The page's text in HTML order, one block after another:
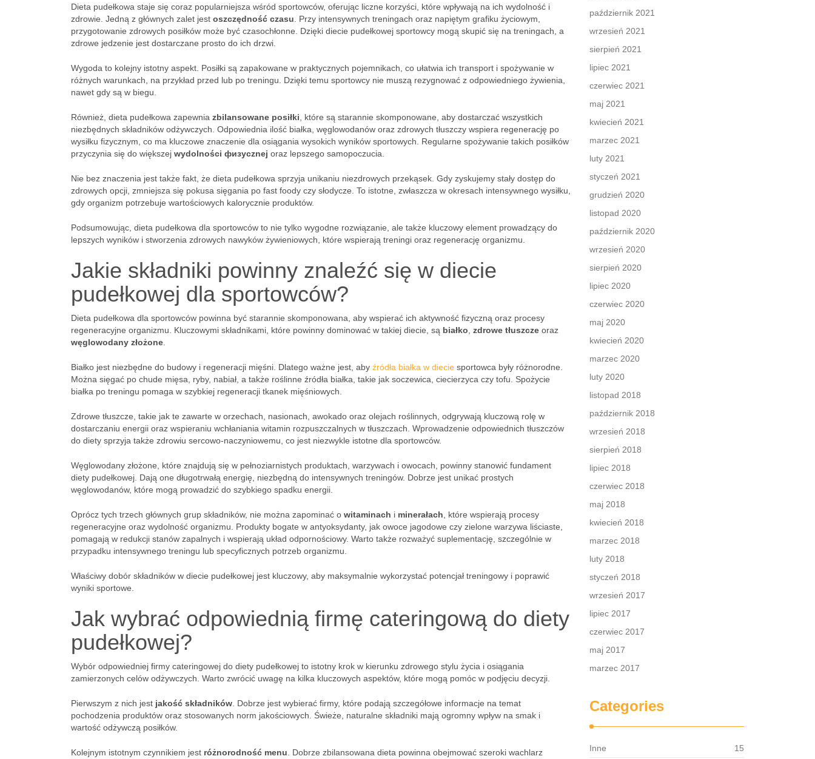
Dieta pudełkowa staje się coraz popularniejsza wśród sportowców, oferując liczne korzyści, które wpływają na ich wydolność i
zdrowie. Jedną z głównych zalet jest oszczędność czasu . Przy intensywnych treningach oraz napiętym grafiku życiowym,
przygotowanie zdrowych posiłków może być czasochłonne. Dzięki diecie pudełkowej sportowcy mogą skupić się na treningach, a
zdrowe jedzenie jest dostarczane prosto do ich drzwi.
Wygoda to kolejny istotny aspekt. Posiłki są zapakowane w praktycznych pojemnikach, co ułatwia ich transport i spożywanie w
różnych warunkach, na przykład przed lub po treningu. Dzięki temu sportowcy nie muszą rezygnować z odpowiedniego żywienia,
nawet gdy są w biegu.
Również, dieta pudełkowa zapewnia zbilansowane posiłki , które są starannie skomponowane, aby dostarczać wszystkich
niezbędnych składników odżywczych. Odpowiednia ilość białka, węglowodanów oraz zdrowych tłuszczy wspiera regenerację po
wysiłku fizycznym, co ma kluczowe znaczenie dla osiągania wysokich wyników sportowych. Regularne spożywanie takich posiłków
przyczynia się do większej wydolności физycznej oraz lepszego samopoczucia.
Nie bez znaczenia jest także fakt, że dieta pudełkowa sprzyja unikaniu niezdrowych przekąsek. Gdy zyskujemy stały dostęp do
zdrowych opcji, zmniejsza się pokusa sięgania po fast foody czy słodycze. To istotne, zwłaszcza w okresach intensywnego wysiłku,
gdy organizm potrzebuje wartościowych kalorycznie produktów.
Podsumowując, dieta pudełkowa dla sportowców to nie tylko wygodne rozwiązanie, ale także kluczowy element prowadzący do
lepszych wyników i stworzenia zdrowych nawyków żywieniowych, które wspierają treningi oraz regenerację organizmu.
Jakie składniki powinny znaleźć się w diecie
pudełkowej dla sportowców?
Dieta pudełkowa dla sportowców powinna być starannie skomponowana, aby wspierać ich aktywność fizyczną oraz procesy
regeneracyjne organizmu. Kluczowymi składnikami, które powinny dominować w takiej diecie, są białko zdrowe tłuszcze oraz
węglowodany złożone
Białko jest niezbędne do budowy i regeneracji mięśni. Dlatego ważne jest, aby źródła białka w diecie sportowca były różnorodne.
Można sięgać po chude mięsa, ryby, nabiał, a także roślinne źródła białka, takie jak soczewica, ciecierzyca czy tofu. Spożycie
białka po treningu pomaga w szybkiej regeneracji tkanek mięśniowych.
Zdrowe tłuszcze, takie jak te zawarte w orzechach, nasionach, awokado oraz olejach roślinnych, odgrywają kluczową rolę w
dostarczaniu energii oraz wspieraniu wchłaniania witamin rozpuszczalnych w tłuszczach. Wprowadzenie odpowiednich tłuszczów
do diety sprzyja także zdrowiu sercowo-naczyniowemu, co jest niezwykle istotne dla sportowców.
Węglowodany złożone, które znajdują się w pełnoziarnistych produktach, warzywach i owocach, powinny stanowić fundament
diety pudełkowej. Dają one długotrwałą energię, niezbędną do intensywnych treningów. Dobrze jest unikać prostych
węglowodanów, które mogą prowadzić do szybkiego spadku energii.
Oprócz tych trzech głównych grup składników, nie można zapominać o witaminach i minerałach , które wspierają procesy
regeneracyjne oraz wydolność organizmu. Produkty bogate w antyoksydanty, jak owoce jagodowe czy zielone warzywa liściaste,
pomagają w redukcji stanów zapalnych i wspierają układ odpornościowy. Warto także rozważyć suplementację, szczególnie w
przypadku intensywnego treningu lub specyficznych potrzeb organizmu.
Właściwy dobór składników w diecie pudełkowej jest kluczowy, aby maksymalnie wykorzystać potencjał treningowy i poprawić
wyniki sportowe.
Jak wybrać odpowiednią firmę cateringową do diety
pudełkowej?
Wybór odpowiedniej firmy cateringowej do diety pudełkowej to istotny krok w kierunku zdrowego stylu życia i osiągania
zamierzonych celów odżywczych. Warto zwrócić uwagę na kilka kluczowych aspektów, które mogą pomóc w podjęciu decyzji.
Pierwszym z nich jest jakość składników . Dobrze jest wybierać firmy, które podają szczegółowe informacje na temat
pochodzenia produktów oraz stosowanych norm jakościowych. Świeże, naturalne składniki mają ogromny wpływ na smak i
wartość odżywczą posiłków.
Kolejnym istotnym czynnikiem jest różnorodność menu . Dobrze zbilansowana dieta powinna obejmować szeroki wachlarz
październik 2021
wrzesień 2021
sierpień 2021
lipiec 2021
czerwiec 2021
maj 2021
kwiecień 2021
marzec 2021
luty 2021
styczeń 2021
grudzień 2020
listopad 2020
październik 2020
wrzesień 2020
sierpień 2020
lipiec 2020
czerwiec 2020
maj 2020
kwiecień 2020
marzec 2020
luty 2020
listopad 2018
październik 2018
wrzesień 2018
sierpień 2018
lipiec 2018
czerwiec 2018
maj 2018
kwiecień 2018
marzec 2018
luty 2018
styczeń 2018
wrzesień 2017
lipiec 2017
czerwiec 2017
maj 2017
marzec 2017
Categories
Inne 15